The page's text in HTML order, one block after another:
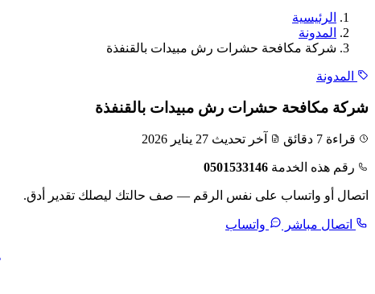
الرئيسية
المدونة
شركة مكافحة حشرات رش مبيدات بالقنفذة
المدونة
شركة مكافحة حشرات رش مبيدات بالقنفذة
قراءة 7 دقائق آخر تحديث 27 يناير 2026
رقم هذه الخدمة 0501533146
اتصال أو واتساب على نفس الرقم — صف حالتك ليصلك تقدير أدق.
اتصال مباشر واتساب